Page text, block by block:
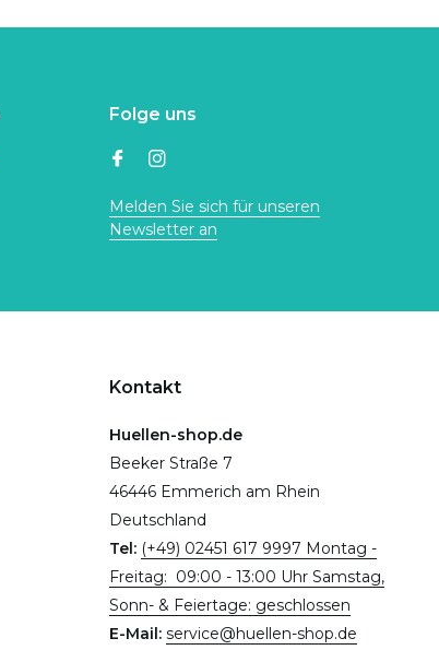
Folge uns
Melden Sie sich für unseren
Newsletter an
Kontakt
Huellen-shop.de
Beeker Straße 7
46446 Emmerich am Rhein
Deutschland
Tel: (+49) 02451 617 9997 Montag -
Freitag: 09:00 - 13:00 Uhr Samstag,
Sonn- & Feiertage: geschlossen
E-Mail: service@huellen-shop.de